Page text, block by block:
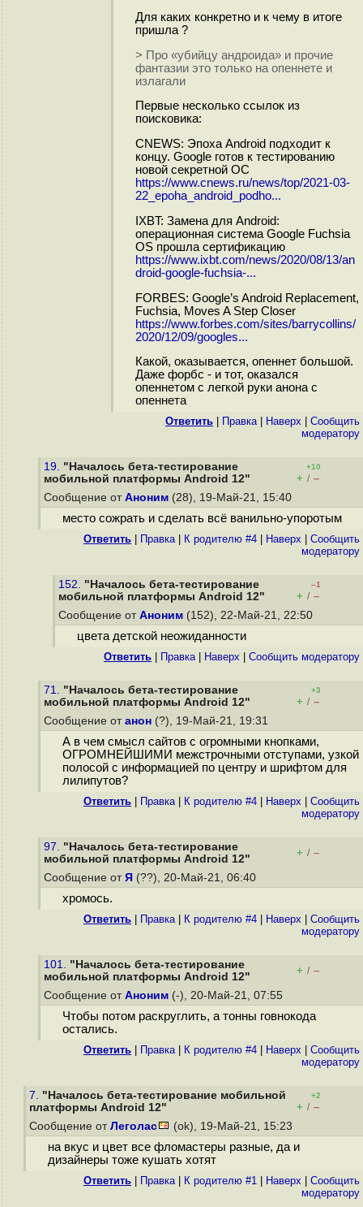
Для каких конкретно и к чему в итоге
пришла ?
> Про «убийцу андроида» и прочие
фантазии это только на опеннете и
излагали
Первые несколько ссылок из
поисковика:
CNEWS: Эпоха Android подходит к
концу. Google готов к тестированию
новой секретной ОС
https://www.cnews.ru/news/top/2021-03-
22_epoha_android_podho...
IXBT: Замена для Android:
операционная система Google Fuchsia
OS прошла сертификацию
https://www.ixbt.com/news/2020/08/13/an
droid-google-fuchsia-...
FORBES: Google’s Android Replacement,
Fuchsia, Moves A Step Closer
https://www.forbes.com/sites/barrycollins/
2020/12/09/googles...
Какой, оказывается, опеннет большой.
Даже форбс - и тот, оказался
опеннетом с легкой руки анона с
опеннета
Ответить Правка| Наверх
Cообщить
модератору
19. "Началось бета-тестирование
мобильной платформы Android 12"
+10
+ / –
Сообщение от Аноним (28), 19-Май-21, 15:40
место сожрать и сделать всё ванильно-упоротым
Ответить Правка| К родителю #4 Наверх
Cообщить
модератору
152. "Началось бета-тестирование
мобильной платформы Android 12"
–1
+ / –
Сообщение от Аноним (152), 22-Май-21, 22:50
цвета детской неожиданности
Ответить Правка| Наверх Cообщить модератору
71. "Началось бета-тестирование
мобильной платформы Android 12"
+3
+ / –
Сообщение от анон (?), 19-Май-21, 19:31
А в чем смысл сайтов с огромными кнопками,
ОГРОМНЕЙШИМИ межстрочными отступами, узкой
полосой с информацией по центру и шрифтом для
лилипутов?
Ответить Правка| К родителю #4 Наверх
Cообщить
модератору
97. "Началось бета-тестирование
мобильной платформы Android 12"
+ / –
Сообщение от Я (??), 20-Май-21, 06:40
хромось.
Ответить Правка| К родителю #4 Наверх
Cообщить
модератору
101. "Началось бета-тестирование
мобильной платформы Android 12"
+ / –
Сообщение от Аноним (-), 20-Май-21, 07:55
Чтобы потом раскруглить, а тонны говнокода
остались.
Ответить Правка| К родителю #4 Наверх
Cообщить
модератору
7. "Началось бета-тестирование мобильной
платформы Android 12"
+2
+ / –
Сообщение от Леголас (ok), 19-Май-21, 15:23
на вкус и цвет все фломастеры разные, да и
дизайнеры тоже кушать хотят
Ответить Правка| К родителю #1 Наверх
Cообщить
модератору